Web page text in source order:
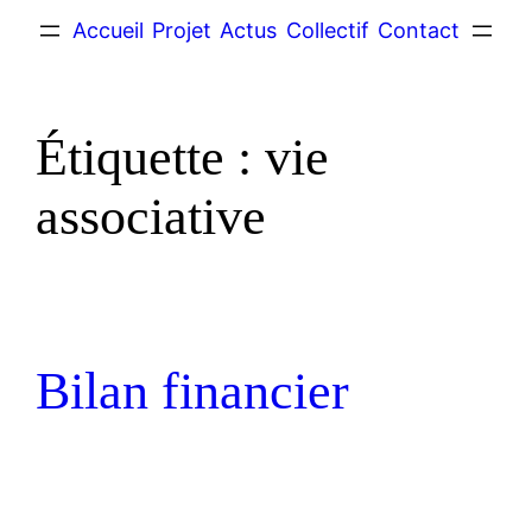
Accueil Projet Actus Collectif Contact
Étiquette :vie
associative
Bilan financier